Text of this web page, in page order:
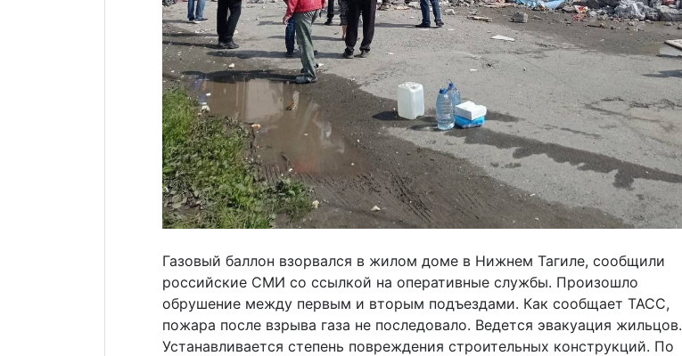
Газовый баллон взорвался в жилом доме в Нижнем Тагиле, сообщили
российские СМИ со ссылкой на оперативные службы. Произошло
обрушение между первым и вторым подъездами. Как сообщает ТАСС,
пожара после взрыва газа не последовало. Ведется эвакуация жильцов.
Устанавливается степень повреждения строительных конструкций. По